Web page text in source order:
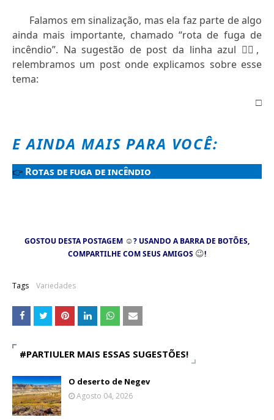
Falamos em sinalização, mas ela faz parte de algo
ainda mais importante, chamado “rota de fuga de
incêndio”. Na sugestão de post da linha azul 👇🏻 ,
relembramos um post onde explicamos sobre esse
tema:
□
E AINDA MAIS PARA VOCÊ:
👉 Rotas de fuga de incêndio
GOSTOU DESTA POSTAGEM ☺? USANDO A BARRA DE BOTÕES,
COMPARTILHE COM SEUS AMIGOS 😉!
Tags Variedades
#PARTIULER MAIS ESSAS SUGESTÕES!
O deserto de Negev
Agosto 04, 2026